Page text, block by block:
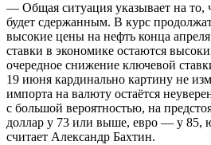
— Общая ситуация указывает на то,
будет сдержанным. В курс
высокие цены на нефть конца
ставки в экономике остаются
очередное снижение ключевой
19 июня кардинально картину не
импорта на валюту остаётся
с большой вероятностью, на
доллар у 73 или выше, евро — у
считает Александр Бахтин.